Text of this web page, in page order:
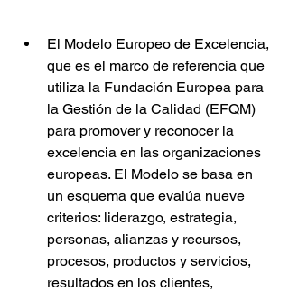
El Modelo Europeo de Excelencia,
que es el marco de referencia que
utiliza la Fundación Europea para
la Gestión de la Calidad (EFQM)
para promover y reconocer la
excelencia en las organizaciones
europeas. El Modelo se basa en
un esquema que evalúa nueve
criterios: liderazgo, estrategia,
personas, alianzas y recursos,
procesos, productos y servicios,
resultados en los clientes,